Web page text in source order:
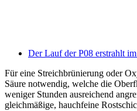
Der Lauf der P08 erstrahlt
Für eine Streichbrünierung oder
Säure notwendig, welche die
weniger Stunden ausreichend
gleichmäßige, hauchfeine